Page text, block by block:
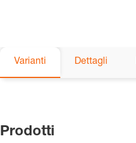
Varianti Dettagli
Prodotti